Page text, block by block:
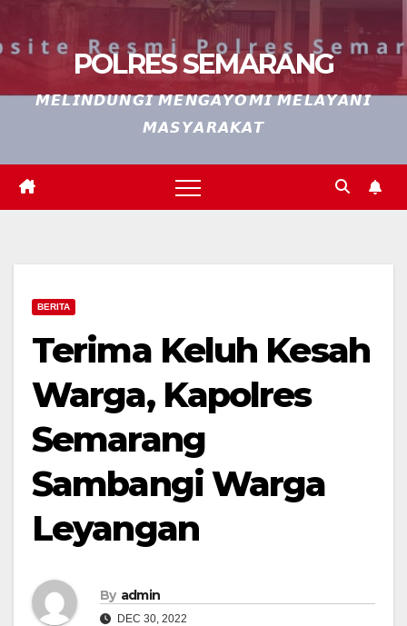
POLRES SEMARANG
𝙈𝙀𝙇𝙄𝙉𝘿𝙐𝙉𝙂𝙄 𝙈𝙀𝙉𝙂𝘼𝙔𝙊𝙈𝙄 𝙈𝙀𝙇𝘼𝙔𝘼𝙉𝙄
𝙈𝘼𝙎𝙔𝘼𝙍𝘼𝙆𝘼𝙏
BERITA
Terima Keluh Kesah
Warga, Kapolres
Semarang
Sambangi Warga
Leyangan
By admin
DEC 30, 2022